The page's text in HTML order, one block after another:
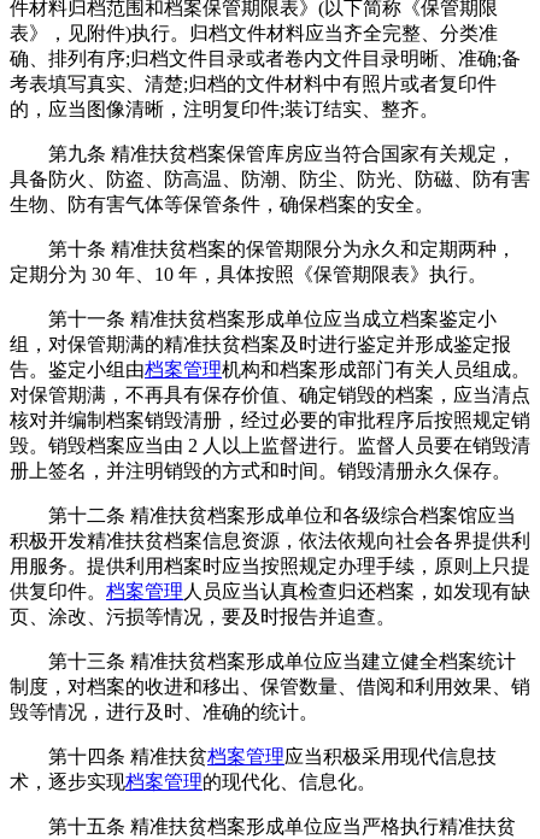
件材料归档范围和档案保管期限表》(以下简称《保管期限
表》，见附件)执行。归档文件材料应当齐全完整、分类准
确、排列有序;归档文件目录或者卷内文件目录明晰、准确;备
考表填写真实、清楚;归档的文件材料中有照片或者复印件
的，应当图像清晰，注明复印件;装订结实、整齐。
第九条 精准扶贫档案保管库房应当符合国家有关规定，
具备防火、防盗、防高温、防潮、防尘、防光、防磁、防有害
生物、防有害气体等保管条件，确保档案的安全。
第十条 精准扶贫档案的保管期限分为永久和定期两种，
定期分为 30 年、10 年，具体按照《保管期限表》执行。
第十一条 精准扶贫档案形成单位应当成立档案鉴定小
组，对保管期满的精准扶贫档案及时进行鉴定并形成鉴定报
告。鉴定小组由档案管理机构和档案形成部门有关人员组成。
对保管期满，不再具有保存价值、确定销毁的档案，应当清点
核对并编制档案销毁清册，经过必要的审批程序后按照规定销
毁。销毁档案应当由 2 人以上监督进行。监督人员要在销毁清
册上签名，并注明销毁的方式和时间。销毁清册永久保存。
第十二条 精准扶贫档案形成单位和各级综合档案馆应当
积极开发精准扶贫档案信息资源，依法依规向社会各界提供利
用服务。提供利用档案时应当按照规定办理手续，原则上只提
供复印件。 档案管理 人员应当认真检查归还档案，如发现有缺
页、涂改、污损等情况，要及时报告并追查。
第十三条 精准扶贫档案形成单位应当建立健全档案统计
制度，对档案的收进和移出、保管数量、借阅和利用效果、销
毁等情况，进行及时、准确的统计。
第十四条 精准扶贫档案管理应当积极采用现代信息技
术，逐步实现档案管理的现代化、信息化。
第十五条 精准扶贫档案形成单位应当严格执行精准扶贫